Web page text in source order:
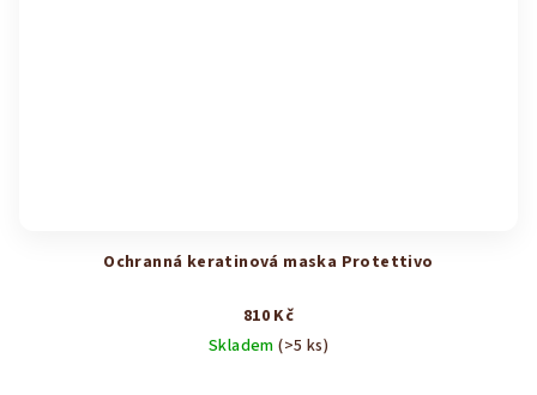
Ochranná keratinová maska Protettivo
810 Kč
Skladem(>5 ks)